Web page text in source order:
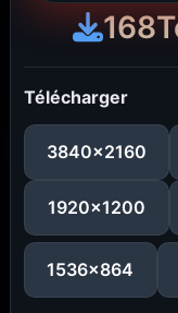
168
Télécharger
3840x2160
1920x1200
1536x864